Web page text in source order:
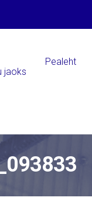
jaoks
Pealeht